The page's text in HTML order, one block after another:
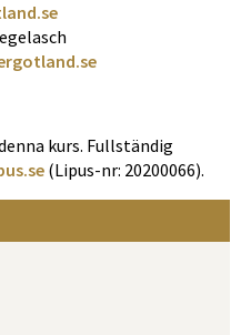
kurs. Fullständig
(Lipus-nr: 20200066).